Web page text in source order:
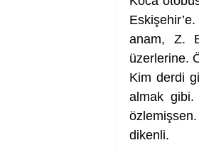
anam, Z.
üzerlerine.
Kim derdi
almak gibi.
dikenli.